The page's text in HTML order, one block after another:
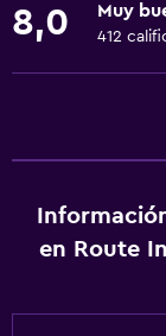
Artículos de
Champú
Pijamas
Papeleras
8,0 Muy
412
en Route